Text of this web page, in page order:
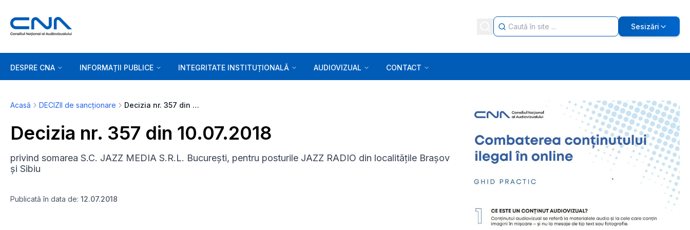
Sesizări
DESPRE CNA INFORMAȚII PUBLICE INTEGRITATE INSTITUȚIONALĂ AUDIOVIZUAL CONTACT
Acasă DECIZII de sancționare Decizia nr. 357 din 10.07.2018
Decizia nr. 357 din 10.07.2018
privind somarea S.C. JAZZ MEDIA S.R.L. București, pentru posturile JAZZ RADIO din localitățile Brașov
și Sibiu
Publicată în data de: 12.07.2018